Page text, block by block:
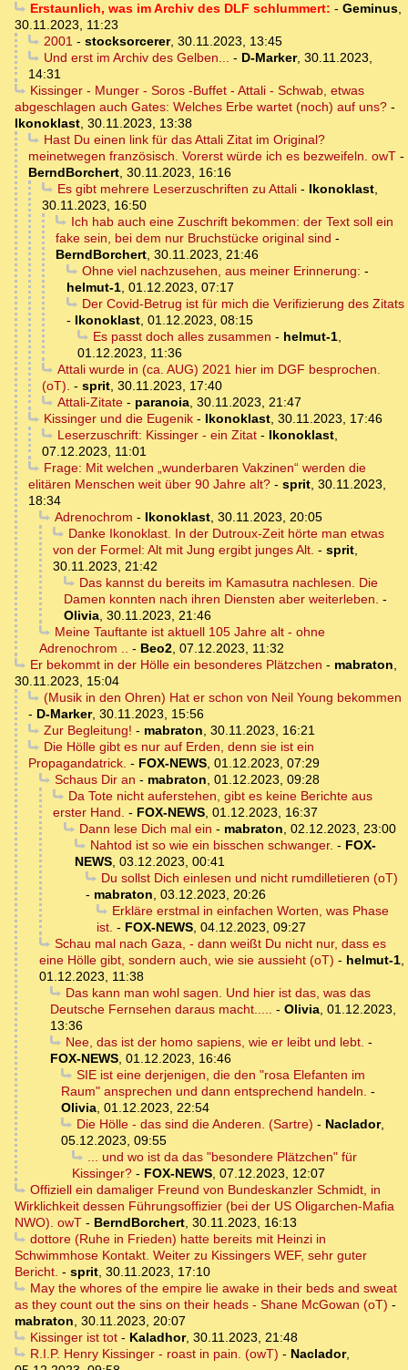
Erstaunlich, was im Archiv des DLF schlummert: - Geminus,
30.11.2023, 11:23
2001- stocksorcerer, 30.11.2023, 13:45
Und erst im Archiv des Gelben... - D-Marker, 30.11.2023,
14:31
Kissinger - Munger - Soros -Buffet - Attali - Schwab, etwas
abgeschlagen auch Gates: Welches Erbe wartet (noch) auf uns? -
Ikonoklast, 30.11.2023, 13:38
Hast Du einen link für das Attali Zitat im Original?
meinetwegen französisch. Vorerst würde ich es bezweifeln. owT -
BerndBorchert, 30.11.2023, 16:16
Es gibt mehrere Leserzuschriften zu Attali- Ikonoklast,
30.11.2023, 16:50
Ich hab auch eine Zuschrift bekommen: der Text soll ein
fake sein, bei dem nur Bruchstücke original sind -
BerndBorchert, 30.11.2023, 21:46
Ohne viel nachzusehen, aus meiner Erinnerung: -
helmut-1, 01.12.2023, 07:17
Der Covid-Betrug ist für mich die Verifizierung des Zitats
- Ikonoklast, 01.12.2023, 08:15
Es passt doch alles zusammen - helmut-1,
01.12.2023, 11:36
Attali wurde in (ca. AUG) 2021 hier im DGF besprochen.
(oT). - sprit, 30.11.2023, 17:40
Attali-Zitate- paranoia, 30.11.2023, 21:47
Kissinger und die Eugenik- Ikonoklast, 30.11.2023, 17:46
Leserzuschrift: Kissinger - ein Zitat- Ikonoklast,
07.12.2023, 11:01
Frage: Mit welchen „wunderbaren Vakzinen“ werden die
elitären Menschen weit über 90 Jahre alt? - sprit, 30.11.2023,
18:34
Adrenochrom - Ikonoklast, 30.11.2023, 20:05
Danke Ikonoklast. In der Dutroux-Zeit hörte man etwas
von der Formel: Alt mit Jung ergibt junges Alt. - sprit,
30.11.2023, 21:42
Das kannst du bereits im Kamasutra nachlesen. Die
Damen konnten nach ihren Diensten aber weiterleben. -
Olivia, 30.11.2023, 21:46
Meine Tauftante ist aktuell 105 Jahre alt - ohne
Adrenochrom .. - Beo2, 07.12.2023, 11:32
Er bekommt in der Hölle ein besonderes Plätzchen - mabraton,
30.11.2023, 15:04
(Musik in den Ohren) Hat er schon von Neil Young bekommen
- D-Marker, 30.11.2023, 15:56
Zur Begleitung! - mabraton, 30.11.2023, 16:21
Die Hölle gibt es nur auf Erden, denn sie ist ein
Propagandatrick. - FOX-NEWS, 01.12.2023, 07:29
Schaus Dir an - mabraton, 01.12.2023, 09:28
Da Tote nicht auferstehen, gibt es keine Berichte aus
erster Hand. - FOX-NEWS, 01.12.2023, 16:37
Dann lese Dich mal ein - mabraton, 02.12.2023, 23:00
Nahtod ist so wie ein bisschen schwanger. - FOX-
NEWS, 03.12.2023, 00:41
Du sollst Dich einlesen und nicht rumdilletieren (oT)
- mabraton, 03.12.2023, 20:26
Erkläre erstmal in einfachen Worten, was Phase
ist. - FOX-NEWS, 04.12.2023, 09:27
Schau mal nach Gaza, - dann weißt Du nicht nur, dass es
eine Hölle gibt, sondern auch, wie sie aussieht (oT) - helmut-1,
01.12.2023, 11:38
Das kann man wohl sagen. Und hier ist das, was das
Deutsche Fernsehen daraus macht..... - Olivia, 01.12.2023,
13:36
Nee, das ist der homo sapiens, wie er leibt und lebt. -
FOX-NEWS, 01.12.2023, 16:46
SIE ist eine derjenigen, die den "rosa Elefanten im
Raum" ansprechen und dann entsprechend handeln. -
Olivia, 01.12.2023, 22:54
Die Hölle - das sind die Anderen. (Sartre) - Naclador,
05.12.2023, 09:55
... und wo ist da das "besondere Plätzchen" für
Kissinger? - FOX-NEWS, 07.12.2023, 12:07
Offiziell ein damaliger Freund von Bundeskanzler Schmidt, in
Wirklichkeit dessen Führungsoffizier (bei der US Oligarchen-Mafia
NWO). owT - BerndBorchert, 30.11.2023, 16:13
dottore (Ruhe in Frieden) hatte bereits mit Heinzi in
Schwimmhose Kontakt. Weiter zu Kissingers WEF, sehr guter
Bericht. - sprit, 30.11.2023, 17:10
May the whores of the empire lie awake in their beds and sweat
as they count out the sins on their heads - Shane McGowan (oT) -
mabraton, 30.11.2023, 20:07
Kissinger ist tot- Kaladhor, 30.11.2023, 21:48
R.I.P. Henry Kissinger - roast in pain. (owT) - Naclador,